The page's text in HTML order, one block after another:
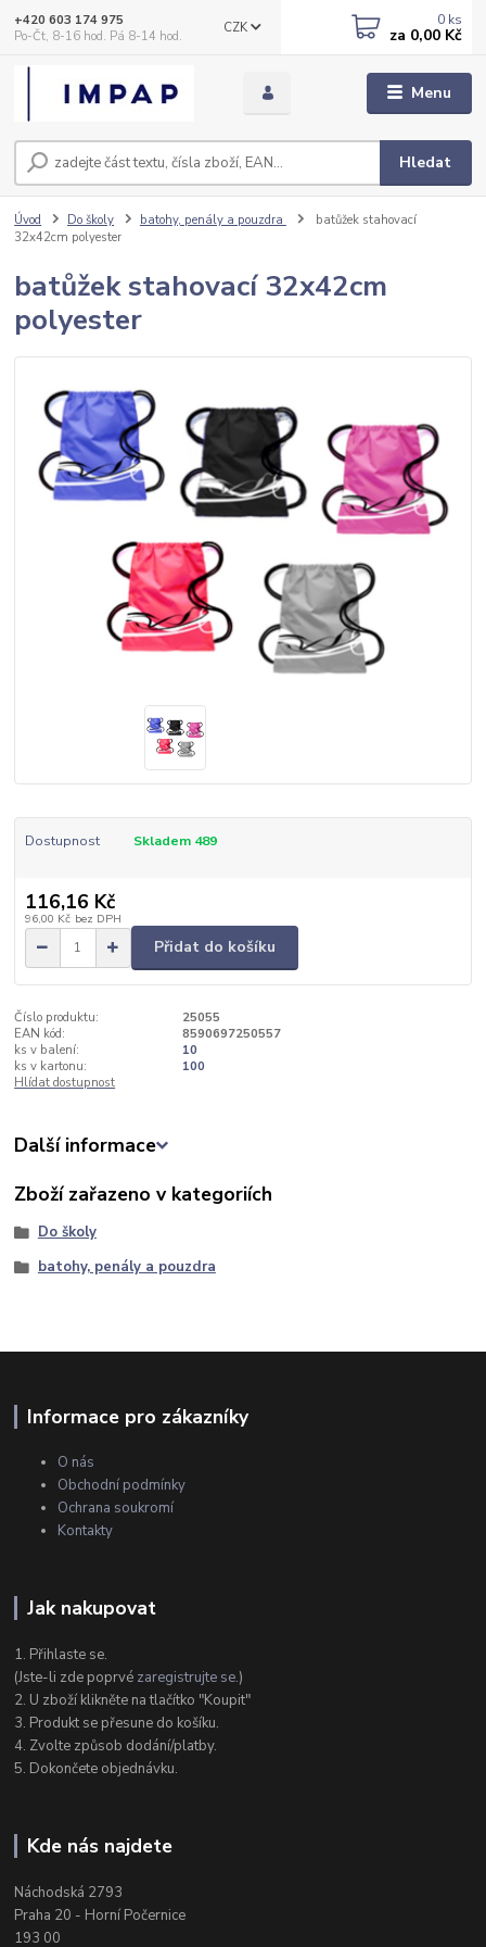
Menu
CZK
Hledat
+420 603 174 975
Po-Čt, 8-16 hod. Pá 8-14 hod.
0 ks
za 0,00 Kč
Úvod Do školy batohy, penály a pouzdra
batůžek stahovací
32x42cm polyester
batůžek stahovací 32x42cm
polyester
Dostupnost Skladem 489
116,16 Kč
96,00 Kč bez DPH
Přidat do košíku
Číslo produktu:
25055
EAN kód:
8590697250557
ks v balení:
10
ks v kartonu:
100
Hlídat dostupnost
Další informace
Zboží zařazeno v kategoriích
Do školy
batohy, penály a pouzdra
Informace pro zákazníky
O nás
Obchodní podmínky
Ochrana soukromí
Kontakty
Jak nakupovat
1. Přihlaste se.
(Jste-li zde poprvé zaregistrujte se.)
2. U zboží klikněte na tlačítko "Koupit"
3. Produkt se přesune do košíku.
4. Zvolte způsob dodání/platby.
5. Dokončete objednávku.
Kde nás najdete
Náchodská 2793
Praha 20 - Horní Počernice
193 00